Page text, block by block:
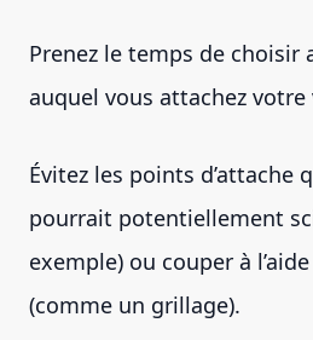
Prenez le temps de choisir
auquel vous attachez
Évitez les points d’attache
pourrait potentiellement
exemple) ou couper à
(comme un grillage).